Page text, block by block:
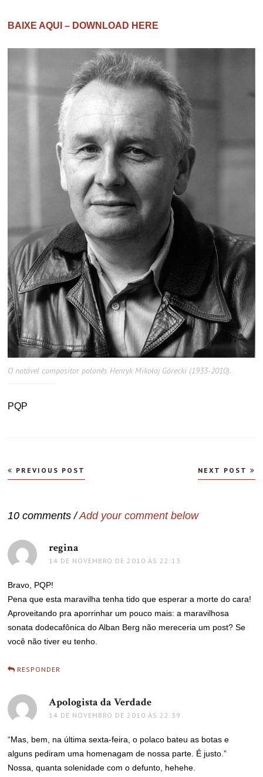
BAIXE AQUI – DOWNLOAD HERE
O notável compositor polonês Henryk Mikołaj Górecki (1933-2010).
PQP
Navegação
de
PREVIOUS POST NEXT POST
10 comments /Add your comment below
regina
14 DE NOVEMBRO DE 2010 ÀS 22:13
Bravo, PQP!
Pena que esta maravilha tenha tido que esperar a morte do cara!
Aproveitando pra aporrinhar um pouco mais: a maravilhosa
sonata dodecafônica do Alban Berg não mereceria um post? Se
você não tiver eu tenho.
RESPONDER
Apologista da Verdade
14 DE NOVEMBRO DE 2010 ÀS 22:39
“Mas, bem, na última sexta-feira, o polaco bateu as botas e
alguns pediram uma homenagam de nossa parte. É justo.”
Nossa, quanta solenidade com o defunto, hehehe.